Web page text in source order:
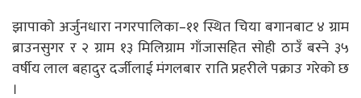
झापाको अर्जुनधारा नगरपालिका–११ स्थित चिया बगानबाट ४ ग्राम
ब्राउनसुगर र २ ग्राम १३ मिलिग्राम गाँजासहित सोही ठाउँ बस्ने ३५
वर्षीय लाल बहादुर दर्जीलाई मंगलबार राति प्रहरीले पक्राउ गरेको छ
।